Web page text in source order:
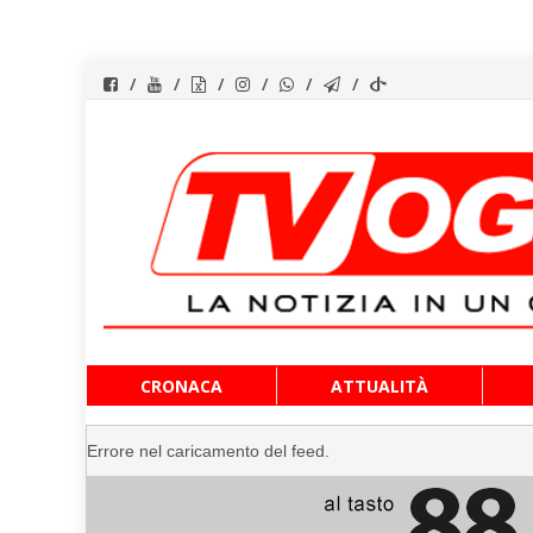
al
contenuto
CRONACA ATTUALITÀ
Errore nel caricamento del feed.